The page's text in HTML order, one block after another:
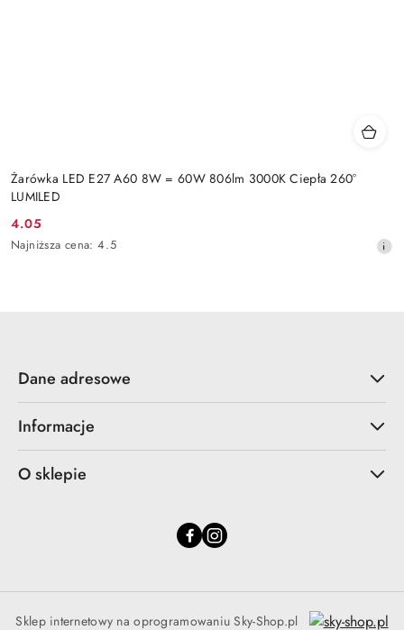
Żarówka LED E27 A60 8W = 60W 806lm 3000K Ciepła 260°
LUMILED
Cena
promocyjna:
4.05
Najniższa
Najniższa cena: 4.5
Dane adresowe
Informacje
O sklepie
Sklep internetowy na oprogramowaniu Sky-Shop.pl